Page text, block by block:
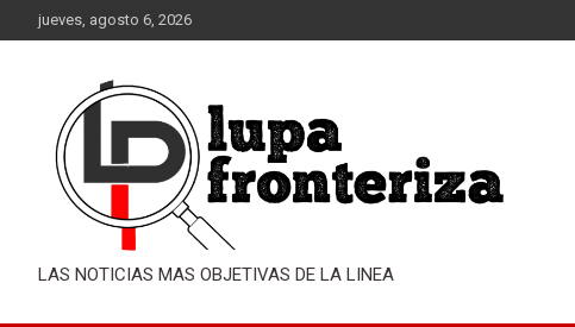
Saltar
al
jueves, agosto 6, 2026
LAS NOTICIAS MAS OBJETIVAS DE LA LINEA